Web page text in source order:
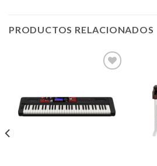
PRODUCTOS RELACIONADOS
Añadir
a la
lista de